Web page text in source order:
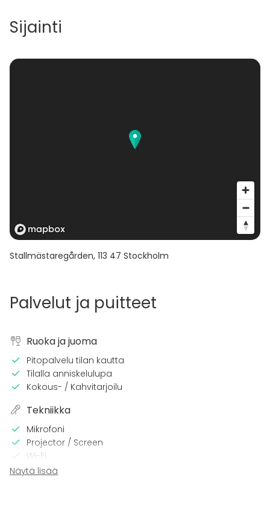
Sijainti
Stallmästaregården, 113 47 Stockholm
Palvelut ja puitteet
Ruoka ja juoma
Pitopalvelu tilan kautta
Tilalla anniskelulupa
Kokous- / Kahvitarjoilu
Tekniikka
Mikrofoni
Projector / Screen
Wi-Fi
Pro äänilaitteisto
Näytä lisää